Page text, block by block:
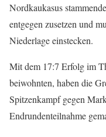
Nordkaukasus
entgegen zusetzen und
Niederlage einstecken.
Mit dem 17:7 Erfolg im
beiwohnten, haben die
Spitzenkampf gegen
Endrundenteilnahme